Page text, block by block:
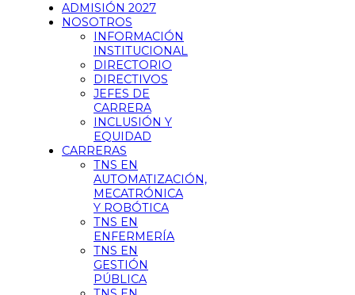
ADMISIÓN 2027
NOSOTROS
INFORMACIÓN
INSTITUCIONAL
DIRECTORIO
DIRECTIVOS
JEFES DE
CARRERA
INCLUSIÓN Y
EQUIDAD
CARRERAS
TNS EN
AUTOMATIZACIÓN,
MECATRÓNICA
Y ROBÓTICA
TNS EN
ENFERMERÍA
TNS EN
GESTIÓN
PÚBLICA